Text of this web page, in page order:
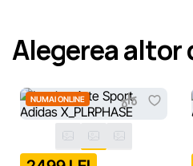
Echipa noastră verifică și
erori în cel mai scurt termen
Alegerea
NUMAI ONLINE